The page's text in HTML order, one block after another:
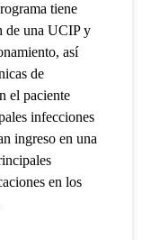
tiene
de una UCIP y
así
de
el paciente
infecciones
ingreso en una
en los